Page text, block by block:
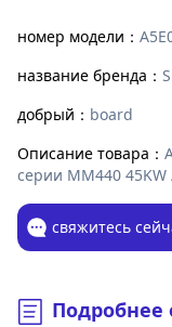
номер модели：
название бренда：
добрый： board
Описание товара：
серии MM440 45KW
свяжитесь
Подробнее